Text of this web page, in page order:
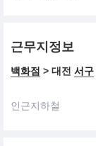
근무지정보
백화점 > 대전 서구
인근지하철